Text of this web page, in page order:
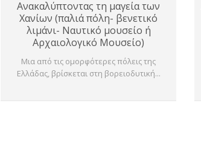
Ανακαλύπτοντας τη μαγεία των
Χανίων (παλιά πόλη- βενετικό
λιμάνι- Ναυτικό μουσείο ή
Αρχαιολογικό Μουσείο)
Μια από τις ομορφότερες πόλεις της
Ελλάδας, βρίσκεται στη βορειοδυτική...